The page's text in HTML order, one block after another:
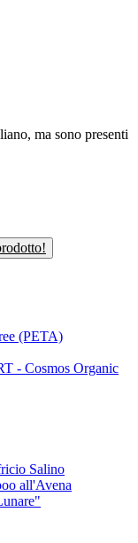
ma sono presenti
(PETA)
- Cosmos Organic
Salino
all'Avena